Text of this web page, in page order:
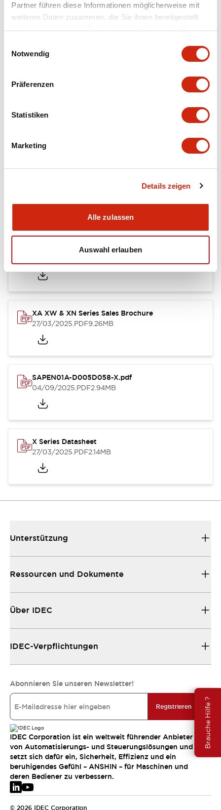
Partner führen diese Informationen möglicherweise mit
weiteren Daten zusammen, die Sie ihnen bereitgestellt
haben oder die sie im Rahmen Ihrer Nutzung der Dienste
Notwendig
Präferenzen
Statistiken
Marketing
Details zeigen
Alle zulassen
Auswahl erlauben
Brauche Hilfe ?
Spezifikationen Alle erweitern
Mechanical Specifications
Mounting and Installation Specifications
XA XW & XN Series Sales Brochure
27/03/2025.PDF9.26MB
SAPEN01A-D005D058-X.pdf
04/09/2025.PDF2.94MB
X Series Datasheet
27/03/2025.PDF2.14MB
Unterstützung
Ressourcen und Dokumente
Über IDEC
IDEC-Verpflichtungen
Abonnieren Sie unseren Newsletter!
Registrieren
IDEC Corporation ist ein weltweit führender Anbieter
von Automatisierungs- und Steuerungslösungen und
setzt sich dafür ein, Sicherheit, Effizienz und ein
beruhigendes Gefühl – ANSHIN – für Maschinen und
deren Bediener zu verbessern.
© 2026 IDEC Corporation